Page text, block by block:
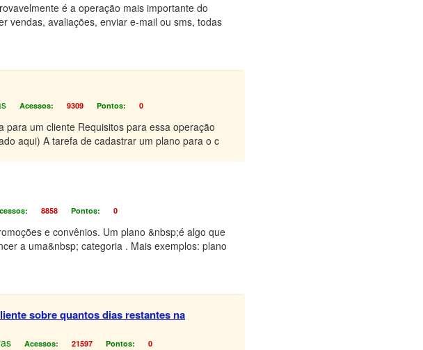
é a operação mais importante do
vendas, avaliações, enviar e-mail ou sms, todas
Acessos: 9309 Pontos: 0
um cliente Requisitos para essa operação
aqui) A tarefa de cadastrar um plano para o c
8858 Pontos: 0
e convênios. Um plano &nbsp;é algo que
a uma&nbsp; categoria . Mais exemplos: plano
sobre quantos dias restantes na
Acessos: 21597 Pontos: 0